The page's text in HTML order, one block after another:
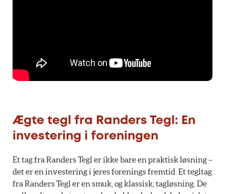
Ægte tegl fra Randers Tegl: En
investering i foreningen
Et tag fra Randers Tegl er ikke bare en praktisk løsning –
det er en investering i jeres forenings fremtid. Et tegltag
fra Randers Tegl er en smuk, og klassisk, tagløsning. De